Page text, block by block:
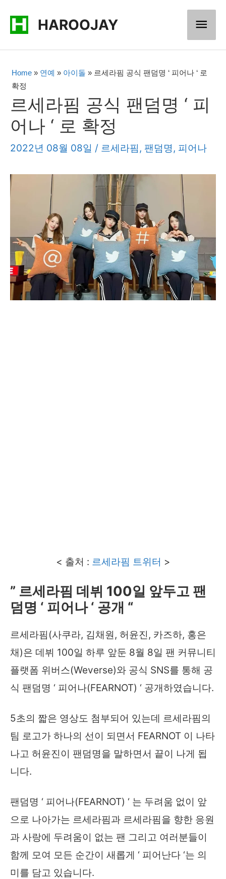
HAROOJAY
메
인
메
뉴
Home » 연예 » 아이돌 » 르세라핌 공식 팬덤명 ‘ 피어나 ‘ 로
확정
르세라핌 공식 팬덤명 ‘ 피
어나 ‘ 로 확정
2022년 08월 08일 / 르세라핌 , 팬덤명, 피어나
< 출처 : 르세라핌 트위터 >
” 르세라핌 데뷔 100일 앞두고 팬
덤명 ‘ 피어나 ‘ 공개 “
르세라핌(사쿠라, 김채원, 허윤진, 카즈하, 홍은
채)은 데뷔 100일 하루 앞둔 8월 8일 팬 커뮤니티
플랫폼 위버스(Weverse)와 공식 SNS를 통해 공
식 팬덤명 ‘ 피어나(FEARNOT) ‘ 공개하였습니다.
5초의 짧은 영상도 첨부되어 있는데 르세라핌의
팀 로고가 하나의 선이 되면서 FEARNOT 이 나타
나고 허윤진이 팬덤명을 말하면서 끝이 나게 됩
니다.
팬덤명 ‘ 피어나(FEARNOT) ‘ 는 두려움 없이 앞
으로 나아가는 르세라핌과 르세라핌을 향한 응원
과 사랑에 두려움이 없는 팬 그리고 여러분들이
함께 모여 모든 순간이 새롭게 ‘ 피어난다 ‘는 의
미를 담고 있습니다.